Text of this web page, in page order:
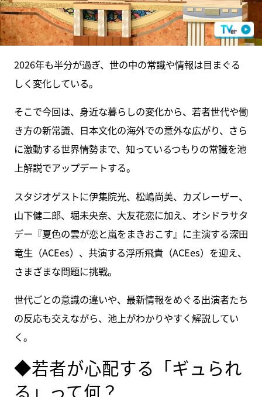
2026年も半分が過ぎ、世の中の常識や情報は目まぐる
しく変化している。
そこで今回は、身近な暮らしの変化から、若者世代や働
き方の新常識、日本文化の海外での意外な広がり、さら
に激動する世界情勢まで、知っているつもりの常識を池
上解説でアップデートする。
スタジオゲストに伊集院光、松嶋尚美、カズレーザー、
山下健二郎、堀未央奈、大友花恋に加え、オシドラサタ
デー『夏色の雲が恋と嵐をまきおこす』に主演する深田
竜生（ACEes）、共演する浮所飛貴（ACEes）を迎え、
さまざまな問題に挑戦。
世代ごとの意識の違いや、最新情報をめぐる出演者たち
の反応も交えながら、池上がわかりやすく解説してい
く。
◆若者が心配する「ギュられ
る」って何？